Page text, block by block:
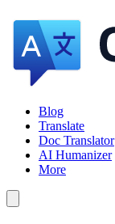
Blog
Translate
Doc Translator
AI Humanizer
More